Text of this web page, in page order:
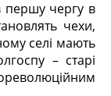
першу чергу в
чехи,
селі мають
– старі